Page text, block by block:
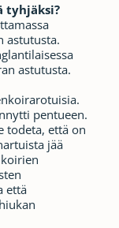
tyhjäksi?
astutusta.
astutusta.
pentueen.
todeta, että on
jää
että